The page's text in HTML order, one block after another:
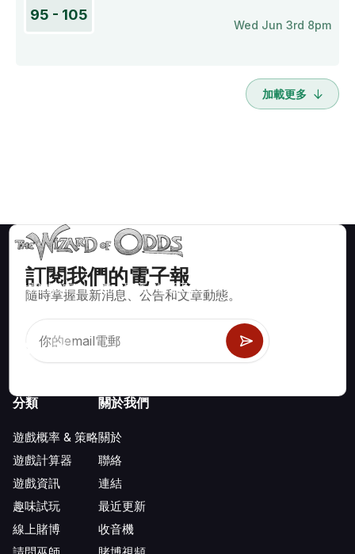
95 - 105
Wed Jun 3rd 8pm
加載更多
訂閱我們的電子報
隨時掌握最新消息、公告和文章動態。
賭場遊戲如二十一點、骰寶、輪盤及數百種其他可玩遊戲的數學
正確策略與資訊。
分類
遊戲概率 & 策略
遊戲計算器
遊戲資訊
趣味試玩
線上賭博
關於我們
關於
聯絡
連結
最近更新
收音機